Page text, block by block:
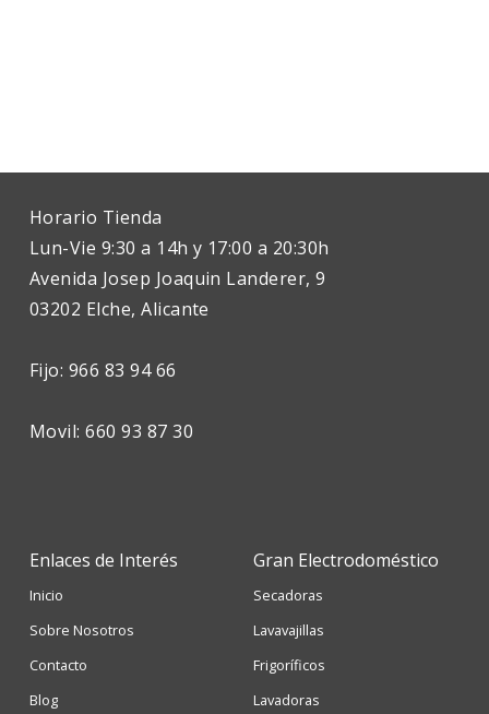
Horario Tienda
Lun-Vie 9:30 a 14h y 17:00 a 20:30h
Avenida Josep Joaquin Landerer, 9
03202 Elche, Alicante
Fijo: 966 83 94 66
Movil: 660 93 87 30
Enlaces de Interés
Inicio
Sobre Nosotros
Contacto
Blog
Gran Electrodoméstico
Secadoras
Lavavajillas
Frigoríficos
Lavadoras